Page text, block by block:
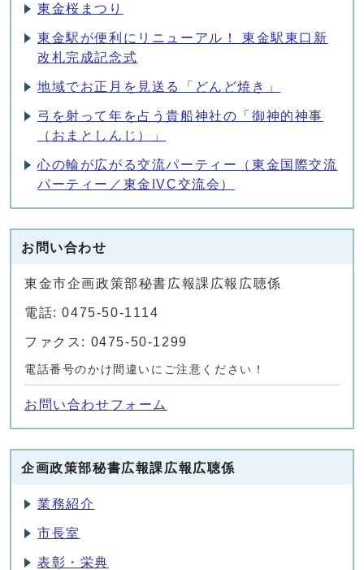
東金桜まつり
東金駅が便利にリニューアル！ 東金駅東口新
改札完成記念式
地域でお正月を見送る「どんど焼き」
弓を射って年を占う貴船神社の「御神的神事
（おまとしんじ）」
心の輪が広がる交流パーティー（東金国際交流
パーティー／東金IVC交流会）
お問い合わせ
東金市企画政策部秘書広報課広報広聴係
電話: 0475-50-1114
ファクス: 0475-50-1299
電話番号のかけ間違いにご注意ください！
お問い合わせフォーム
企画政策部秘書広報課広報広聴係
業務紹介
市長室
表彰・栄典